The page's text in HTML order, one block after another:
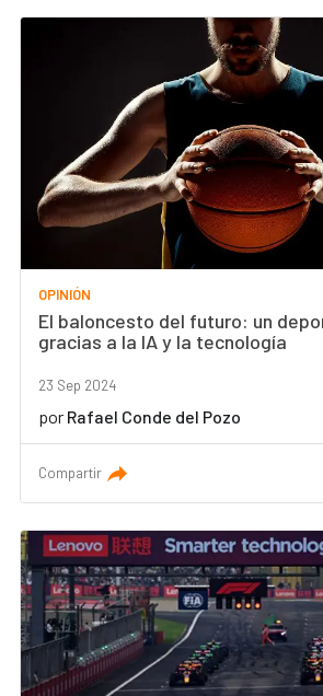
OPINIÓN
El baloncesto del futuro: un
gracias a la IA y la tecnología
23 Sep 2024
por Rafael Conde del Pozo
Compartir